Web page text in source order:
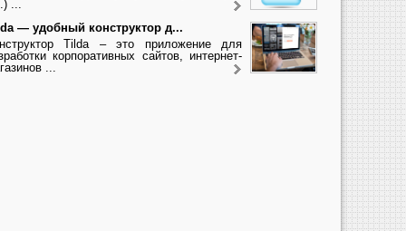
...
— удобный конструктор д...
Tilda – это приложение для
корпоративных сайтов, интернет-
...